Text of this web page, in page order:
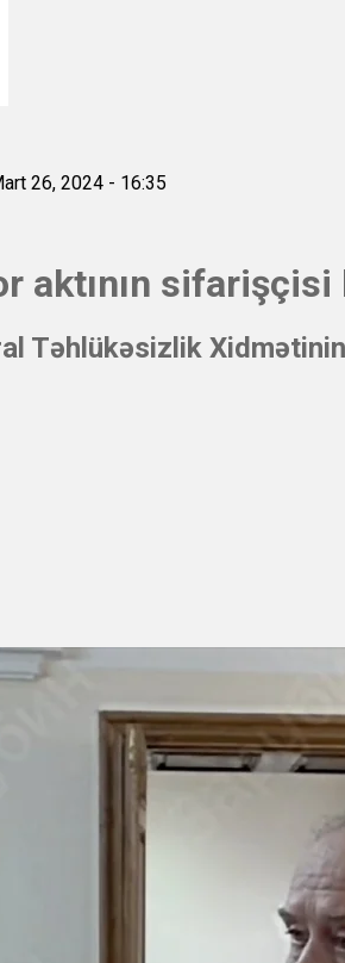
26, 2024 - 16:35
aktının
Təhlükəsizlik